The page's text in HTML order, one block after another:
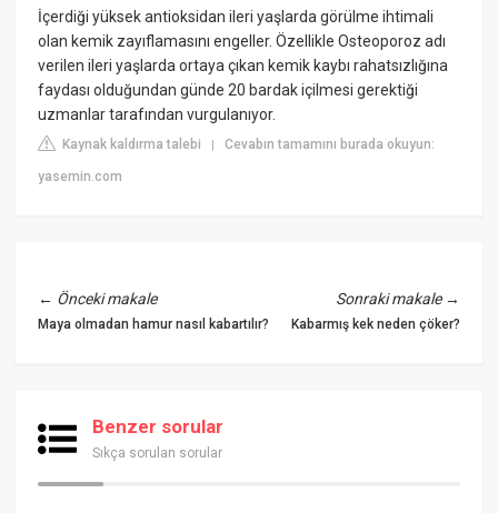
İçerdiği yüksek antioksidan ileri yaşlarda görülme ihtimali
olan kemik zayıflamasını engeller. Özellikle Osteoporoz adı
verilen ileri yaşlarda ortaya çıkan kemik kaybı rahatsızlığına
faydası olduğundan günde 20 bardak içilmesi gerektiği
uzmanlar tarafından vurgulanıyor.
Kaynak kaldırma talebi |Cevabın tamamını burada okuyun:
yasemin.com
← Önceki makale
Maya olmadan hamur nasıl kabartılır?
Sonraki makale→
Kabarmış kek neden çöker?
Benzer sorular
Sıkça sorulan sorular